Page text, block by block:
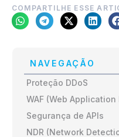
NAVEGAÇÃO
Proteção DDoS
WAF (Web Application
Segurança de APIs
NDR (Network
COMPARTILHE ESSE